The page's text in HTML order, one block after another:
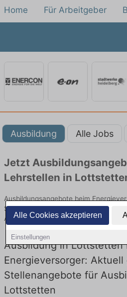
Alle Cookies akzeptieren
Einstellungen
Home Für Arbeitgeber
Ausbildung Alle Jobs
Jetzt
Lehrstellen in
Ausbildungsangebote beim
Sie von namhaften Firmen.
Arbeitgebern und bewerben Sie sich
Ausbildung in Lottstetten
Energieversorger:
Stellenangebote für
Lottstetten